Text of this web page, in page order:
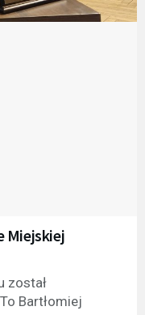
Miejskiej
został
Bartłomiej